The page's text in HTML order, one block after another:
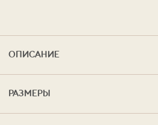
ОПИСАНИЕ
РАЗМЕРЫ